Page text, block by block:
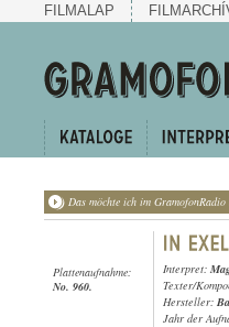
FILMALAP
Das möchte ich im GramofonRadio
Plattenaufnahme:
No. 960.
Interpret:
Texter/
Hersteller:
Jahr der